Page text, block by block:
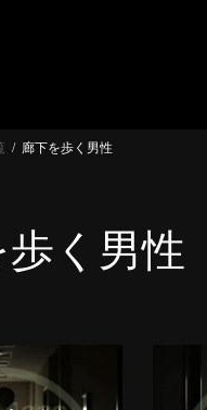
廊下を歩く男性
く男性